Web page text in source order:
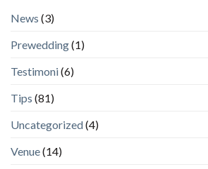
News (3)
Prewedding(1)
Testimoni(6)
Tips (81)
Uncategorized(4)
Venue(14)